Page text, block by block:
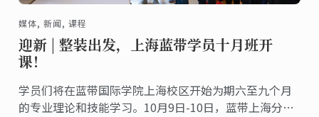
媒体, 新闻, 课程
迎新 | 整装出发，上海蓝带学员十月班开
课！
学员们将在蓝带国际学院上海校区开始为期六至九个月
的专业理论和技能学习。10月9日-10日，蓝带上海分别